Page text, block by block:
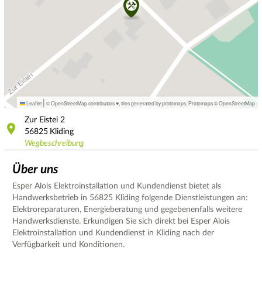
Leaflet | © OpenStreetMap contributors ♥, tiles generated by protomaps Protomaps©OpenStreetMap
Zur Eistei 2
56825 Kliding
Wegbeschreibung
Über uns
Esper Alois Elektroinstallation und Kundendienst bietet als
Handwerksbetrieb in 56825 Kliding folgende Dienstleistungen an:
Elektroreparaturen, Energieberatung und gegebenenfalls weitere
Handwerksdienste. Erkundigen Sie sich direkt bei Esper Alois
Elektroinstallation und Kundendienst in Kliding nach der
Verfügbarkeit und Konditionen.